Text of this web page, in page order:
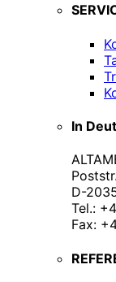
In
D-
Tel.:
Fax: